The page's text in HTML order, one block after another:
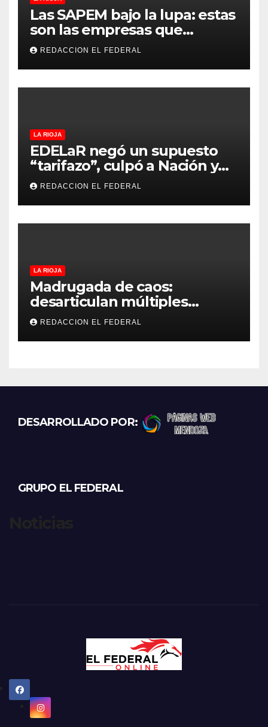
Las SAPEM bajo la lupa: estas
son las empresas que
evalúan vender a capitales
privados
REDACCION EL FEDERAL
LA RIOJA
EDELaR negó un supuesto
“tarifazo”, culpó a Nación y
defendió los mecanismos de
medición: “la empresa
factura lo que lee, no lo que
estima”
REDACCION EL FEDERAL
LA RIOJA
Madrugada de caos:
desarticulan múltiples
“rodadas” y detienen a
motociclistas violentos
REDACCION EL FEDERAL
DESARROLLADO POR:
GRUPO EL FEDERAL